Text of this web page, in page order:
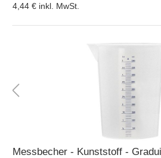
4,44 € inkl. MwSt.
Messbecher - Kunststoff -